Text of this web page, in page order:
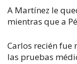
A Martínez le
mientras que a
Carlos recién
las pruebas